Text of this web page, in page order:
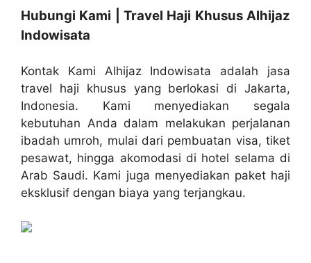
Hubungi Kami | Travel Haji Khusus Alhijaz
Indowisata
Kontak Kami Alhijaz Indowisata adalah jasa
travel haji khusus yang berlokasi di Jakarta,
Indonesia. Kami menyediakan segala
kebutuhan Anda dalam melakukan perjalanan
ibadah umroh, mulai dari pembuatan visa, tiket
pesawat, hingga akomodasi di hotel selama di
Arab Saudi. Kami juga menyediakan paket haji
eksklusif dengan biaya yang terjangkau.